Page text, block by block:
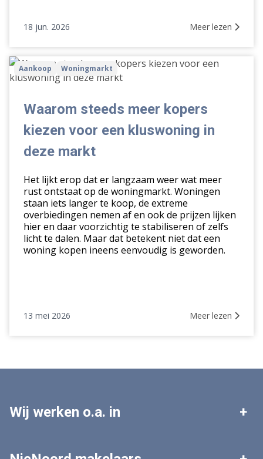
18 jun. 2026 Meer lezen
Waarom
steeds
kopers
voor
een
deze
markt
Aankoop Woningmarkt
Waarom steeds meer kopers
kiezen voor een kluswoning in
deze markt
Het lijkt erop dat er langzaam weer wat meer
rust ontstaat op de woningmarkt. Woningen
staan iets langer te koop, de extreme
overbiedingen nemen af en ook de prijzen lijken
hier en daar voorzichtig te stabiliseren of zelfs
licht te dalen. Maar dat betekent niet dat een
woning kopen ineens eenvoudig is geworden.
13 mei 2026 Meer lezen
Wij werken o.a. in